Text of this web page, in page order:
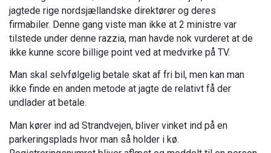
jagtede rige nordsjællandske direktører og deres
firmabiler. Denne gang viste man ikke at 2 ministre var
tilstede under denne razzia, man havde nok vurderet at de
ikke kunne score billige point ved at medvirke på TV.
Man skal selvfølgelig betale skat af fri bil, men kan man
ikke finde en anden metode at jagte de relativt få der
undlader at betale.
Man kører ind ad Strandvejen, bliver vinket ind på en
parkeringsplads hvor man så holder i kø.